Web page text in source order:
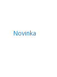
Novinka